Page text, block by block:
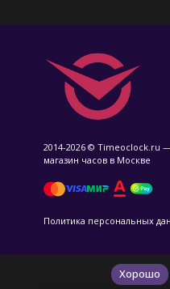
2014-2026 © Timeoclock.ru
магазин часов в Москве
Политика персональных
Хорошо